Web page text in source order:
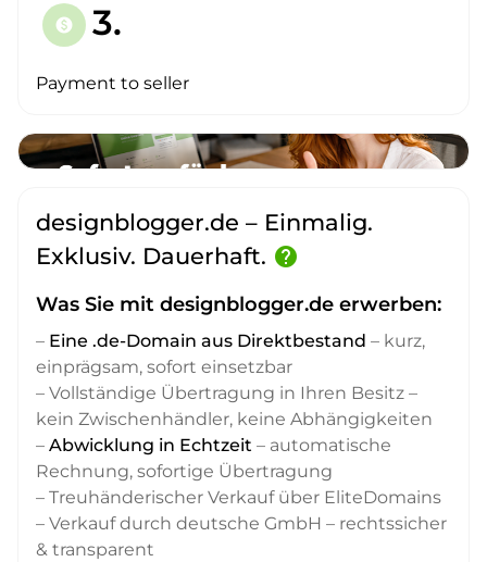
paid 3.
Payment to seller
designblogger.de – Einmalig.
Exklusiv. Dauerhaft. help
Was Sie mit designblogger.de erwerben:
– Eine .de-Domain aus Direktbestand – kurz,
einprägsam, sofort einsetzbar
– Vollständige Übertragung in Ihren Besitz –
kein Zwischenhändler, keine Abhängigkeiten
– Abwicklung in Echtzeit – automatische
Rechnung, sofortige Übertragung
– Treuhänderischer Verkauf über EliteDomains
– Verkauf durch deutsche GmbH – rechtssicher
& transparent